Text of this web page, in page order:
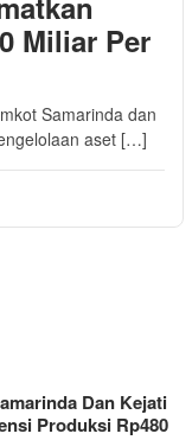
Miliar Per
Samarinda dan
aset […]
Dan Kejati
Produksi Rp480